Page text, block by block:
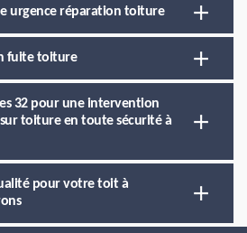
urgence réparation toiture
fuite toiture
32 pour une intervention
toiture en toute sécurité à
pour votre toit à